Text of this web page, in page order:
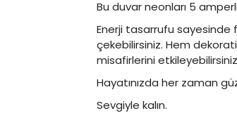
Bu duvar neonları 5
Enerji tasarrufu sayesinde
çekebilirsiniz. Hem
misafirlerini
Hayatınızda her zaman
Sevgiyle kalın.